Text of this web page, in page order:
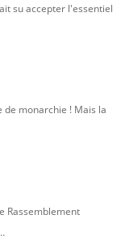
su accepter l'essentiel
monarchie ! Mais la
Rassemblement